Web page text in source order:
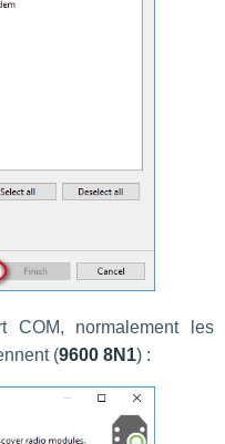
COM, normalement les
(9600 8N1) :